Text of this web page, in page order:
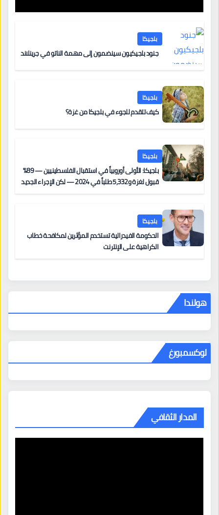
بلجيكا
جنود بلجيكيون سينضمون إلى مهمة الناتو في جرينلاند
بلجيكا
كيف تتقدم للجوء في بلجيكا من غزة؟
بلجيكا
بلجيكا: الأولى أوروبياً في استقبال الفلسطينيين — 89%
قبول لغزة و5,332 طلباً في 2024 — لكن الإجراء الجديد
بلجيكا
الحكومة الفيدرالية تستخدم المؤثرين لمكافحة خطاب
الكراهية على الإنترنت
هولندا
لوكسمبورغ
المدار الثقافي